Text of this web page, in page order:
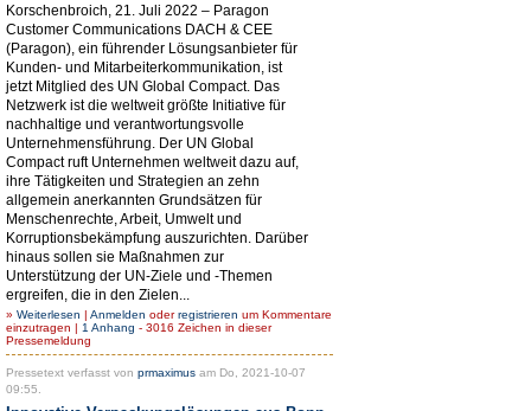
Korschenbroich, 21. Juli 2022 – Paragon
Customer Communications DACH & CEE
(Paragon), ein führender Lösungsanbieter für
Kunden- und Mitarbeiterkommunikation, ist
jetzt Mitglied des UN Global Compact. Das
Netzwerk ist die weltweit größte Initiative für
nachhaltige und verantwortungsvolle
Unternehmensführung. Der UN Global
Compact ruft Unternehmen weltweit dazu auf,
ihre Tätigkeiten und Strategien an zehn
allgemein anerkannten Grundsätzen für
Menschenrechte, Arbeit, Umwelt und
Korruptionsbekämpfung auszurichten. Darüber
hinaus sollen sie Maßnahmen zur
Unterstützung der UN-Ziele und -Themen
ergreifen, die in den Zielen...
» Weiterlesen | Anmelden oderregistrieren um Kommentare
einzutragen | 1 Anhang - 3016 Zeichen in dieser
Pressemeldung
Pressetext verfasst von prmaximus am Do, 2021-10-07
09:55.